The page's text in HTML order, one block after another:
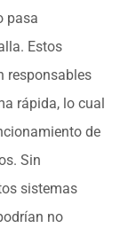
pasa
Estos
responsables
rápida, lo cual
de
Sin
sistemas
no